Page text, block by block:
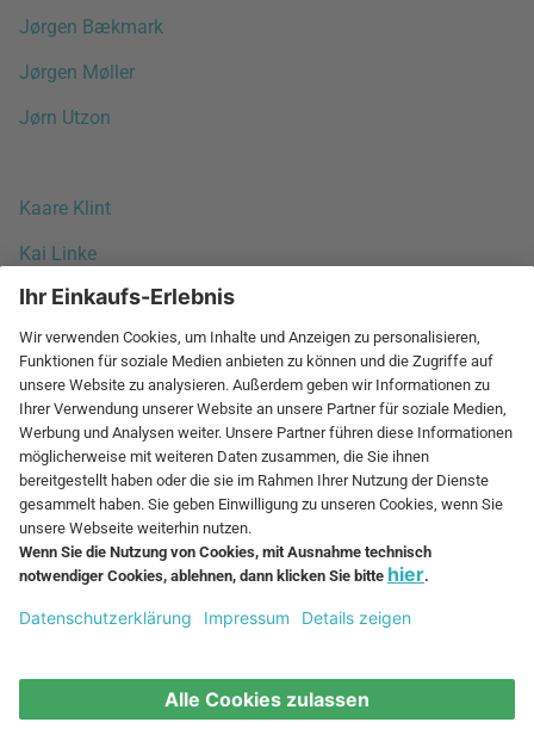
Jørgen Bækmark
Jørgen Møller
Jørn Utzon
Kaare Klint
Kai Linke
Kaj Franck
Kaksikko
Karim Rashid
Karl Malmvall
kaschkasch
Kasper Salto
Kay Bojesen
Kazushige Miyake
Klaus Haapaniemi